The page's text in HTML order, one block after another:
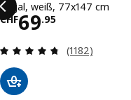
Regal, weiß, 77x147 cm
CHF69.95
Preis CHF
(1182)